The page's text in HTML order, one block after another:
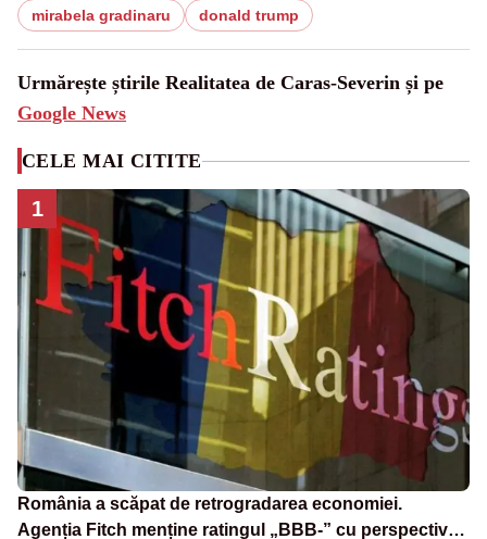
mirabela gradinaru donald trump
Urmărește știrile Realitatea de Caras-Severin și pe
Google News
CELE MAI CITITE
1
România a scăpat de retrogradarea economiei.
Agenția Fitch menține ratingul „BBB-” cu perspectivă